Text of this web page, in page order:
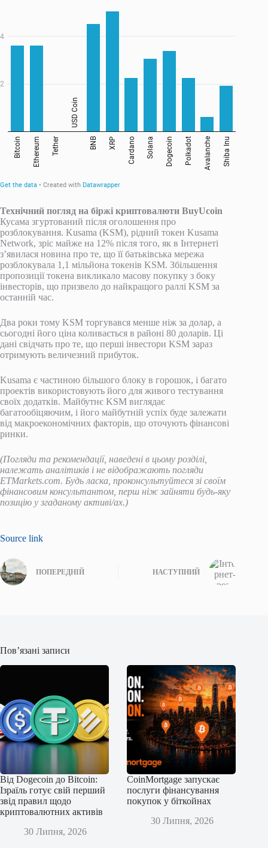
Технічний погляд на біржі криптовалюти BuyUcoin
Кусама згуртований після оголошення про
розблокування. Kusama (KSM), рідний токен Kusama
Network, зріс майже на 12% після того, як в Інтернеті
з’явилася новина про те, що її батьківська мережа
розблокувала 1,1 мільйона токенів KSM. Збільшення
пропозиції токена викликало масову покупку з боку
інвесторів, що призвело до найкращого раллі KSM за
останній час.
Два роки тому KSM торгувався менше ніж за долар, а
сьогодні його ціна коливається в районі 80 доларів. Ці
дані свідчать про те, що перші інвестори KSM зараз
отримують величезний прибуток.
Kusama є частиною більшого блоку в горошок, і багато
проектів використовують його для живого тестування
своїх додатків. Майбутнє KSM виглядає
багатообіцяючим, і його майбутній успіх буде залежати
від макроекономічних факторів, що оточують фінансові
ринки.
(Погляди та рекомендації, наведені в цьому розділі,
належать аналітиків і не відображають погляди
ETMarkets.com. Будь ласка, проконсультуйтеся зі своїм
фінансовим консультантом, перш ніж зайняти будь-яку
позицію у згаданому активі/ах.)
Source link
ПОПЕРЕДНІЙ НАСТУПНИЙ
Пов’язані записи
Від Dogecoin до Bitcoin:
Ізраїль готує свій перший
звід правил щодо
криптовалютних активів
30 Липня, 2026
CoinMortgage запускає
послуги фінансування
покупок у біткойнах
30 Липня, 2026